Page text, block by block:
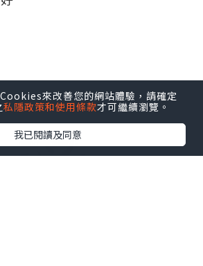
來改善您的網站體驗，請確定
私隱政策和使用條款才可繼續瀏覽。
我已閱讀及同意